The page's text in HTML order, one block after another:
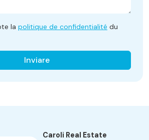
la politique de confidentialité du
Inviare
Caroli Real Estate